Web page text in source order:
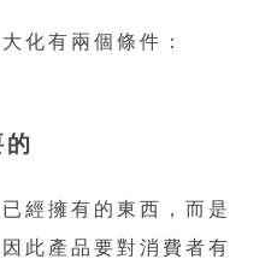
化有兩個條件：
經擁有的東西，而是
此產品要對消費者有